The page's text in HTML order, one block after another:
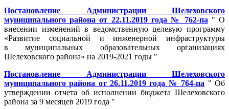
Постановление Администрации Шелеховского
муниципального района от 22.11.2019 года № 762-па " О
внесении изменений в ведомственную целевую программу
«Развитие социальной и инженерной инфраструктуры
в муниципальных образовательных организациях
Шелеховского района» на 2019-2021 годы "
Постановление Администрации Шелеховского
муниципального района от 26.11.2019 года № 764-па " Об
утверждении отчета об исполнении бюджета Шелеховского
района за 9 месяцев 2019 года "